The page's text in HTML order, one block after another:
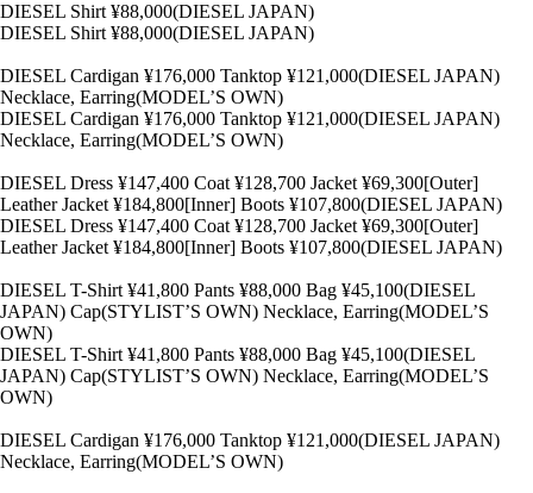
DIESEL Shirt ¥88,000(DIESEL JAPAN)
DIESEL Shirt ¥88,000(DIESEL JAPAN)
DIESEL Cardigan ¥176,000 Tanktop ¥121,000(DIESEL JAPAN)
Necklace, Earring(MODEL’S OWN)
DIESEL Cardigan ¥176,000 Tanktop ¥121,000(DIESEL JAPAN)
Necklace, Earring(MODEL’S OWN)
DIESEL Dress ¥147,400 Coat ¥128,700 Jacket ¥69,300[Outer]
Leather Jacket ¥184,800[Inner] Boots ¥107,800(DIESEL JAPAN)
DIESEL Dress ¥147,400 Coat ¥128,700 Jacket ¥69,300[Outer]
Leather Jacket ¥184,800[Inner] Boots ¥107,800(DIESEL JAPAN)
DIESEL T-Shirt ¥41,800 Pants ¥88,000 Bag ¥45,100(DIESEL
JAPAN) Cap(STYLIST’S OWN) Necklace, Earring(MODEL’S
OWN)
DIESEL T-Shirt ¥41,800 Pants ¥88,000 Bag ¥45,100(DIESEL
JAPAN) Cap(STYLIST’S OWN) Necklace, Earring(MODEL’S
OWN)
DIESEL Cardigan ¥176,000 Tanktop ¥121,000(DIESEL JAPAN)
Necklace, Earring(MODEL’S OWN)